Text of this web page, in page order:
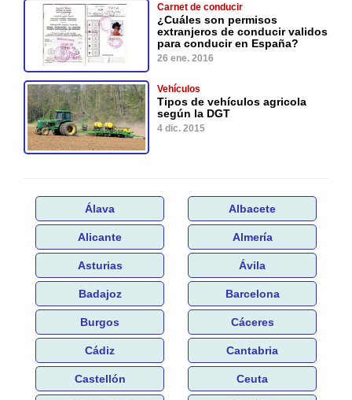
Carnet de conducir
¿Cuáles son permisos
extranjeros de conducir validos
para conducir en España?
26 ene. 2016
Vehículos
Tipos de vehículos agricola
según la DGT
4 dic. 2015
Álava Albacete
Alicante Almería
Asturias Ávila
Badajoz Barcelona
Burgos Cáceres
Cádiz Cantabria
Castellón Ceuta